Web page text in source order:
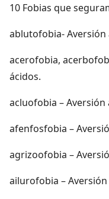
10 Fobias que
ablutofobia- Aversión
acerofobia,
ácidos.
acluofobia – Aversión
afenfosfobia –
agrizoofobia –
ailurofobia –